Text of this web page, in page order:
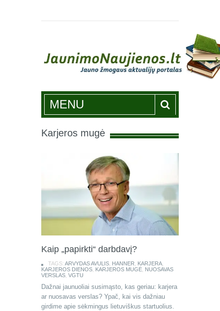
Jaunimonaujienos.lt
MENU
Karjeros mugė
Kaip „papirkti“ darbdavį?
TAGS: ARVYDAS AVULIS HANNER KARJERA
KARJEROS DIENOS KARJEROS MUGĖ NUOSAVAS
VERSLAS VGTU
Dažnai jaunuoliai susimąsto, kas geriau: karjera
ar nuosavas verslas? Ypač, kai vis dažniau
girdime apie sėkmingus lietuviškus startuolius.